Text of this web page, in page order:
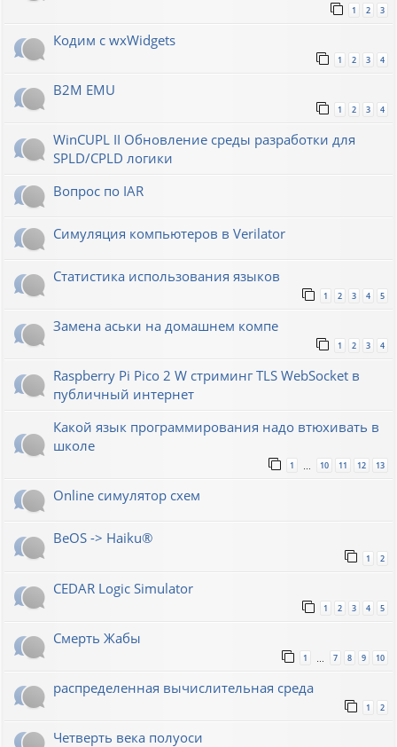
1 2 3
Кодим с wxWidgets
1 2 3 4
B2M EMU
1 2 3 4
WinCUPL II Обновление среды разработки для
SPLD/CPLD логики
Вопрос по IAR
Симуляция компьютеров в Verilator
Статистика использования языков
1 2 3 4 5
Замена аськи на домашнем компе
1 2 3 4
Raspberry Pi Pico 2 W стриминг TLS WebSocket в
публичный интернет
Какой язык программирования надо втюхивать в
школе
1 … 10 11 12 13
Online симулятор схем
BeOS -> Haiku®
1 2
CEDAR Logic Simulator
1 2 3 4 5
Смерть Жабы
1 7 8 9 10
распределенная вычислительная среда
1 2
Четверть века полуоси